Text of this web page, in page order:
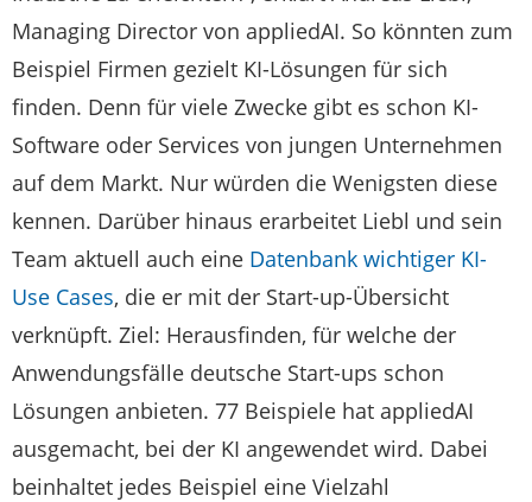
Managing Director von appliedAI. So könnten zum
Beispiel Firmen gezielt KI-Lösungen für sich
finden. Denn für viele Zwecke gibt es schon KI-
Software oder Services von jungen Unternehmen
auf dem Markt. Nur würden die Wenigsten diese
kennen. Darüber hinaus erarbeitet Liebl und sein
Team aktuell auch eine Datenbank wichtiger KI-
Use Cases, die er mit der Start-up-Übersicht
verknüpft. Ziel: Herausfinden, für welche der
Anwendungsfälle deutsche Start-ups schon
Lösungen anbieten. 77 Beispiele hat appliedAI
ausgemacht, bei der KI angewendet wird. Dabei
beinhaltet jedes Beispiel eine Vielzahl